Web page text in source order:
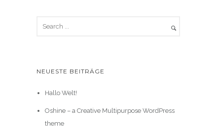
NEUESTE BEITRÄGE
Hallo Welt!
Oshine – a Creative Multipurpose WordPress
theme